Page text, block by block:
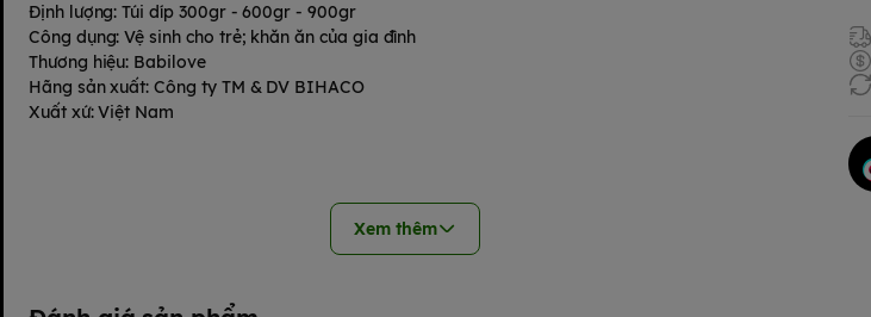
Định lượng: Túi díp 300gr - 600gr - 900gr
Công dụng: Vệ sinh cho trẻ; khăn ăn của gia đình
Thương hiệu: Babilove
Hãng sản xuất: Công ty TM & DV BIHACO
Xuất xứ: Việt Nam
Xem thêm